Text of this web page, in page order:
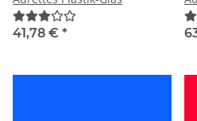
41,78 € *